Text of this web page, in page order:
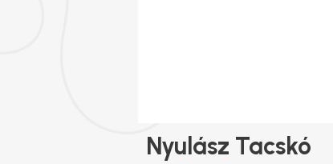
Nyulász Tacskó